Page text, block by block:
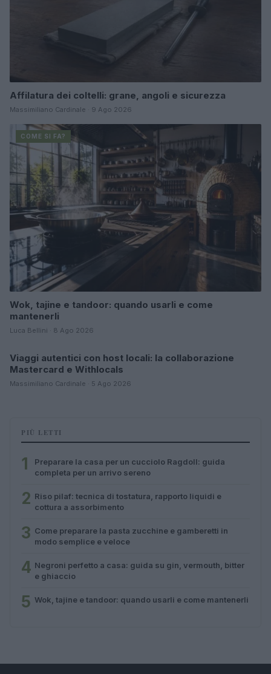
Affilatura dei coltelli: grane, angoli e sicurezza
Massimiliano Cardinale · 9 Ago 2026
COME SI FA?
Wok, tajine e tandoor: quando usarli e come
mantenerli
Luca Bellini · 8 Ago 2026
COME SI FA?
Viaggi autentici con host locali: la collaborazione
Mastercard e Withlocals
Massimiliano Cardinale · 5 Ago 2026
PIÙ LETTI
1
Preparare la casa per un cucciolo Ragdoll: guida
completa per un arrivo sereno
2 Riso pilaf: tecnica di tostatura, rapporto liquidi e
cottura a assorbimento
3 Come preparare la pasta zucchine e gamberetti in
modo semplice e veloce
4 Negroni perfetto a casa: guida su gin, vermouth, bitter
e ghiaccio
5 Wok, tajine e tandoor: quando usarli e come mantenerli